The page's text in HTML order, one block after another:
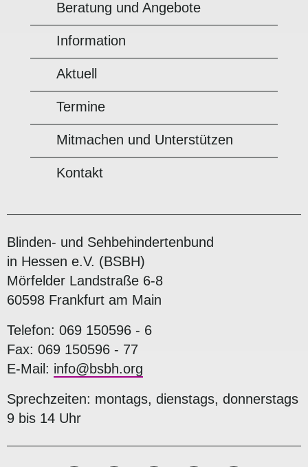
Beratung und Angebote
Information
Aktuell
Termine
Mitmachen und Unterstützen
Kontakt
Blinden- und Sehbehindertenbund
in Hessen e.V. (BSBH)
Mörfelder Landstraße 6-8
60598 Frankfurt am Main
Telefon: 069 150596 - 6
Fax: 069 150596 - 77
E-Mail: info@bsbh.org
Sprechzeiten: montags, dienstags, donnerstags
9 bis 14 Uhr